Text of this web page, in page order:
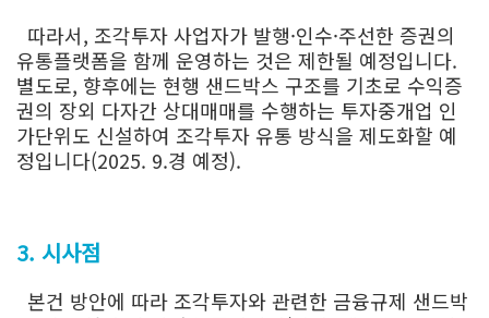
따라서, 조각투자 사업자가 발행·인수·주선한 증권의
유통플랫폼을 함께 운영하는 것은 제한될 예정입니다.
별도로, 향후에는 현행 샌드박스 구조를 기초로 수익증
권의 장외 다자간 상대매매를 수행하는 투자중개업 인
가단위도 신설하여 조각투자 유통 방식을 제도화할 예
정입니다(2025. 9.경 예정).
3. 시사점
본건 방안에 따라 조각투자와 관련한 금융규제 샌드박